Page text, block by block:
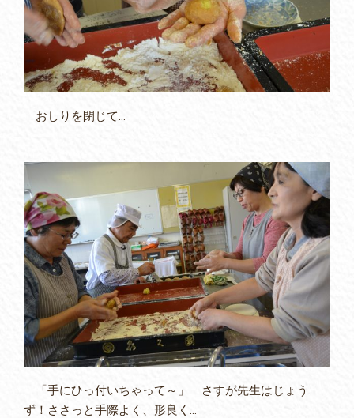
おしりを閉じて…
「手にひっ付いちゃって～」 さすが先生はじょう
ず！ささっと手際よく、形良く…